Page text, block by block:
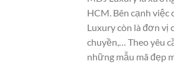
HCM. Bên cạnh việc
Luxury còn là đơn vị
chuyền,… Theo yêu
những mẫu mã đẹp